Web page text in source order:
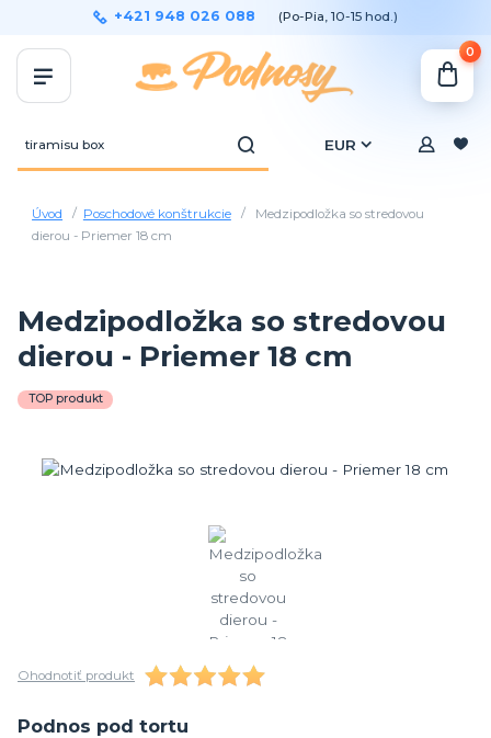
EUR
+421 948 026 088 (Po-Pia, 10-15 hod.)
0
Úvod Poschodové konštrukcie
Medzipodložka so stredovou
dierou - Priemer 18 cm
Medzipodložka so stredovou
dierou - Priemer 18 cm
TOP produkt
Ohodnotiť produkt
Podnos pod tortu